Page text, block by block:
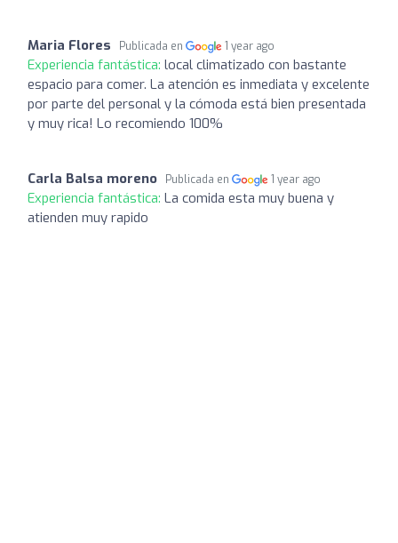
Maria Flores Publicada en 1 year ago
Experiencia fantástica: local climatizado con bastante
espacio para comer. La atención es inmediata y excelente
por parte del personal y la cómoda está bien presentada
y muy rica! Lo recomiendo 100%
Carla Balsa moreno Publicada en 1 year ago
Experiencia fantástica: La comida esta muy buena y
atienden muy rapido